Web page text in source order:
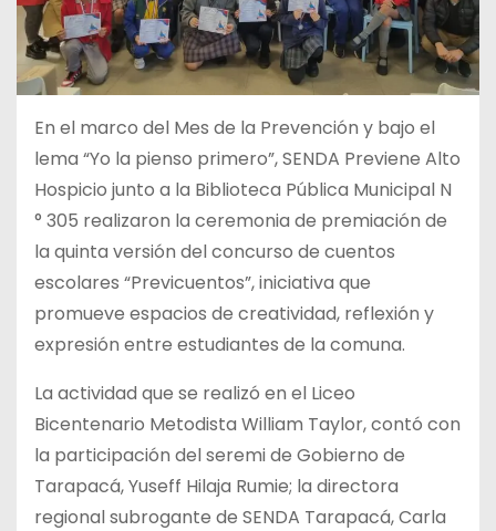
En el marco del Mes de la Prevención y bajo el
lema “Yo la pienso primero”, SENDA Previene Alto
Hospicio junto a la Biblioteca Pública Municipal N
° 305 realizaron la ceremonia de premiación de
la quinta versión del concurso de cuentos
escolares “Previcuentos”, iniciativa que
promueve espacios de creatividad, reflexión y
expresión entre estudiantes de la comuna.
La actividad que se realizó en el Liceo
Bicentenario Metodista William Taylor, contó con
la participación del seremi de Gobierno de
Tarapacá, Yuseff Hilaja Rumie; la directora
regional subrogante de SENDA Tarapacá, Carla